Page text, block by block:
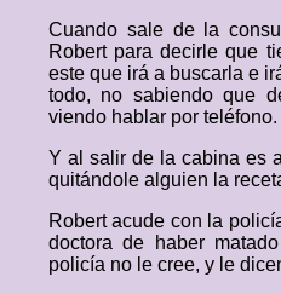
Cuando sale de la
Robert para decirle que
este que irá a buscarla e
todo, no sabiendo que
viendo hablar por teléfono.
Y al salir de la cabina es
quitándole alguien la
Robert acude con la
doctora de haber
policía no le cree, y le